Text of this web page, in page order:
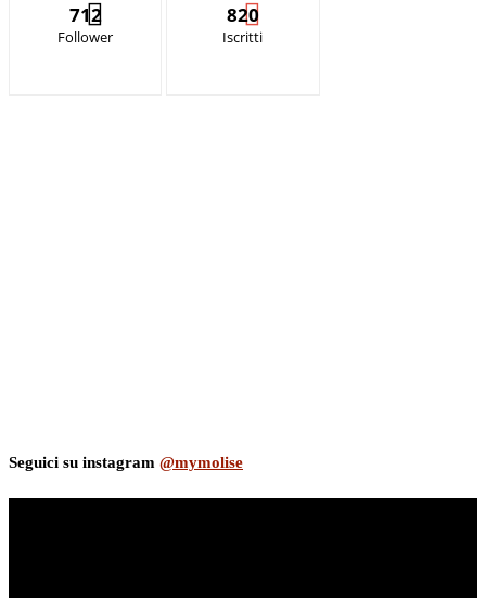
712
Follower
820
Iscritti
Seguici su instagram @mymolise